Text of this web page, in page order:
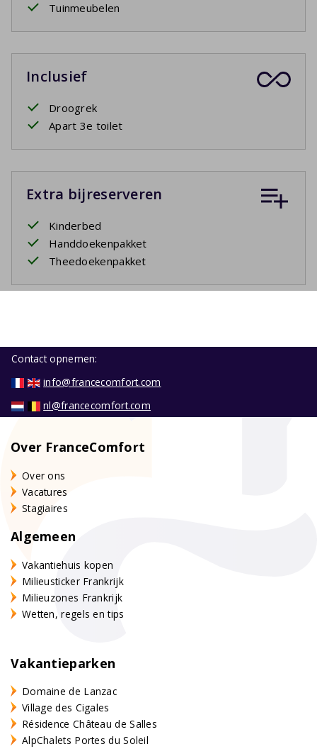
Tuinmeubelen
Inclusief
Droogrek
Apart 3e toilet
Extra bijreserveren
Kinderbed
Handdoekenpakket
Theedoekenpakket
Contact opnemen:
info@francecomfort.com
nl@francecomfort.com
Over FranceComfort
Over ons
Vacatures
Stagiaires
Algemeen
Vakantiehuis kopen
Milieusticker Frankrijk
Milieuzones Frankrijk
Wetten, regels en tips
Vakantieparken
Domaine de Lanzac
Village des Cigales
Résidence Château de Salles
AlpChalets Portes du Soleil